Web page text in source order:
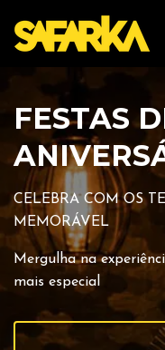
FESTAS
CELEBRA COM OS
MEMORÁVEL
Mergulha na
mais especial